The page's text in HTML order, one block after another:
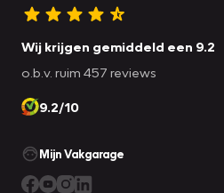
Wij krijgen gemiddeld een 9.2
o.b.v. ruim 457 reviews
9.2/10
Mijn Vakgarage